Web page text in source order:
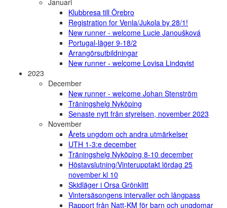
Klubbresa till Örebro
Registration for Venla/Jukola by 28/1!
New runner - welcome Lucie Janoušková
Portugal-läger 9-18/2
Arrangörsutbildningar
New runner - welcome Lovisa Lindqvist
2023
December
New runner - welcome Johan Stenström
Träningshelg Nyköping
Senaste nytt från styrelsen, november 2023
November
Årets ungdom och andra utmärkelser
UTH 1-3:e december
Träningshelg Nyköping 8-10 december
Höstavslutning/Vinterupptakt lördag 25
november kl 10
Skidläger i Orsa Grönklitt
Vintersäsongens intervaller och långpass
Rapport från Natt-KM för barn och ungdomar